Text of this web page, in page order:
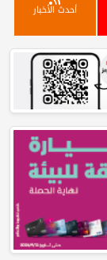
أحدث الأخبار